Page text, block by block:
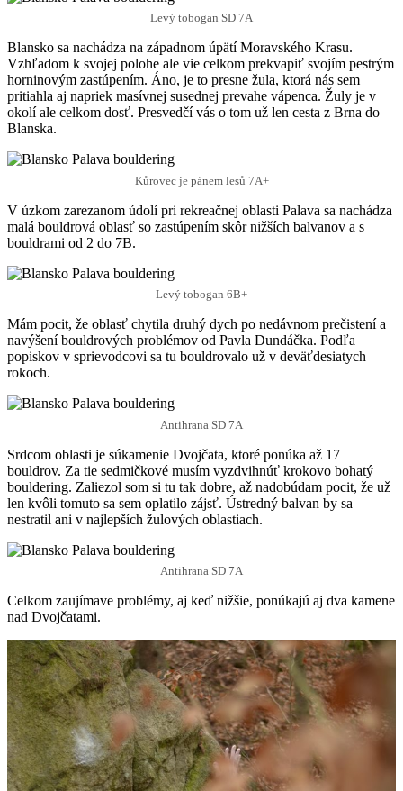
Levý tobogan SD 7A
Blansko sa nachádza na západnom úpätí Moravského Krasu.
Vzhľadom k svojej polohe ale vie celkom prekvapiť svojím pestrým
horninovým zastúpením. Áno, je to presne žula, ktorá nás sem
pritiahla aj napriek masívnej susednej prevahe vápenca. Žuly je v
okolí ale celkom dosť. Presvedčí vás o tom už len cesta z Brna do
Blanska.
Kůrovec je pánem lesů 7A+
V úzkom zarezanom údolí pri rekreačnej oblasti Palava sa nachádza
malá bouldrová oblasť so zastúpením skôr nižších balvanov a s
bouldrami od 2 do 7B.
Levý tobogan 6B+
Mám pocit, že oblasť chytila druhý dych po nedávnom prečistení a
navýšení bouldrových problémov od Pavla Dundáčka. Podľa
popiskov v sprievodcovi sa tu bouldrovalo už v deväťdesiatych
rokoch.
Antihrana SD 7A
Srdcom oblasti je súkamenie Dvojčata, ktoré ponúka až 17
bouldrov. Za tie sedmičkové musím vyzdvihnúť krokovo bohatý
bouldering. Zaliezol som si tu tak dobre, až nadobúdam pocit, že už
len kvôli tomuto sa sem oplatilo zájsť. Ústredný balvan by sa
nestratil ani v najlepších žulových oblastiach.
Antihrana SD 7A
Celkom zaujímave problémy, aj keď nižšie, ponúkajú aj dva kamene
nad Dvojčatami.